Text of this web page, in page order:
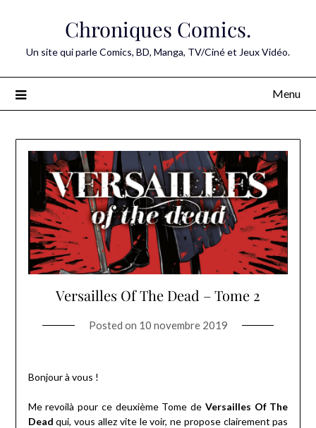
Chroniques Comics.
Un site qui parle Comics, BD, Manga, TV/Ciné et Jeux Vidéo.
Menu
Versailles Of The Dead – Tome 2
Posted on 10 novembre 2019
Bonjour à vous !
Me revoilà pour ce deuxième Tome de Versailles Of The
Dead qui, vous allez vite le voir, ne propose clairement pas